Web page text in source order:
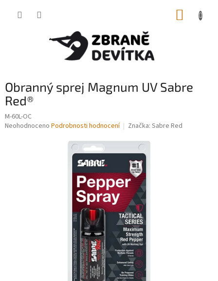
Obranný sprej Magnum UV Sabre
Red®
M-60L-OC
Průměrné
Neohodnoceno Podrobnosti hodnocení Značka: Sabre Red